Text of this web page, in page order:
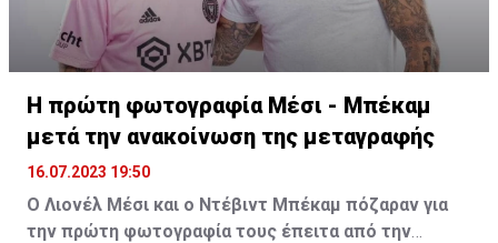
Η πρώτη φωτογραφία Μέσι - Μπέκαμ
μετά την ανακοίνωση της μεταγραφής
16.07.2023 19:50
Ο Λιονέλ Μέσι και ο Ντέβιντ Μπέκαμ πόζαραν για
την πρώτη φωτογραφία τους έπειτα από την